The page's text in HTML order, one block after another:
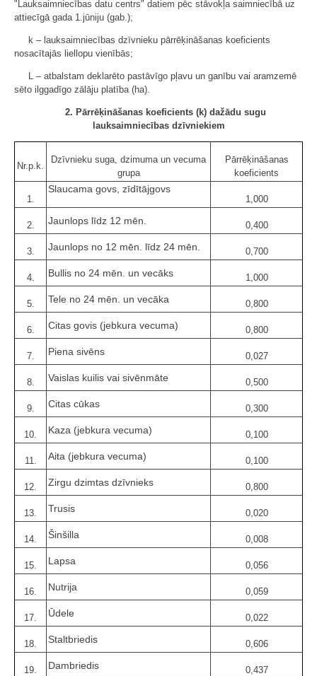
"Lauksaimniecības datu centrs" datiem pēc stāvokļa saimniecībā uz
attiecīgā gada 1.jūniju (gab.);
k – lauksaimniecības dzīvnieku pārrēķināšanas koeficients
nosacītajās liellopu vienībās;
L – atbalstam deklarēto pastāvīgo pļavu un ganību vai aramzemē
sēto ilggadīgo zālāju platība (ha).
2. Pārrēķināšanas koeficients (k) dažādu sugu
lauksaimniecības dzīvniekiem
Nr.p.k.
Dzīvnieku suga, dzimuma un vecuma
grupa
Pārrēķināšanas
koeficients
1.
Slaucama govs, zīdītājgovs
1,000
2. Jaunlops līdz 12 mēn. 0,400
3. Jaunlops no 12 mēn. līdz 24 mēn. 0,700
4. Bullis no 24 mēn. un vecāks 1,000
5. Tele no 24 mēn. un vecāka 0,800
6. Citas govis (jebkura vecuma) 0,800
7. Piena sivēns 0,027
8. Vaislas kuilis vai sivēnmāte 0,500
9. Citas cūkas 0,300
10. Kaza (jebkura vecuma) 0,100
11. Aita (jebkura vecuma) 0,100
12. Zirgu dzimtas dzīvnieks 0,800
13. Trusis 0,020
14. Šinšilla 0,008
15. Lapsa 0,056
16. Nutrija 0,059
17. Ūdele 0,022
18. Staltbriedis 0,606
19. Dambriedis 0,437